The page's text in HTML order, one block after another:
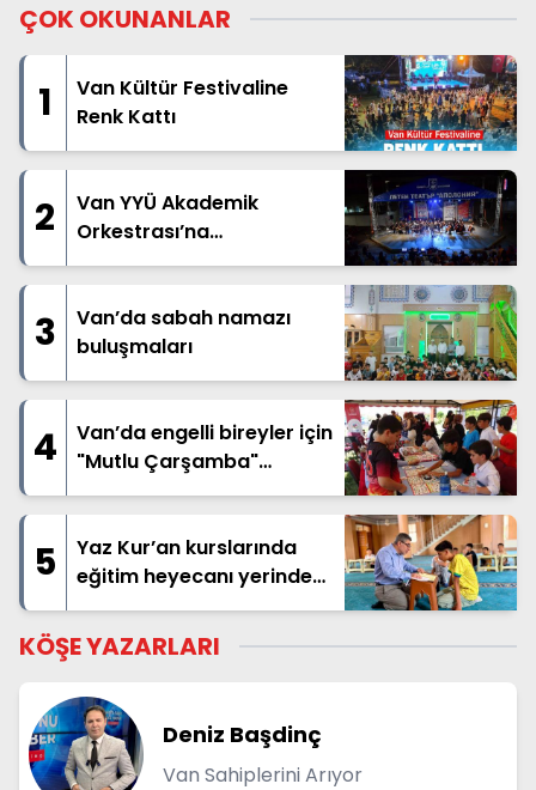
ÇOK OKUNANLAR
1
Van Kültür Festivaline
Renk Kattı
2
Van YYÜ Akademik
Orkestrası’na
Bulgaristan’dan ödül
3
Van’da sabah namazı
buluşmaları
4
Van’da engelli bireyler için
"Mutlu Çarşamba"
etkinliği düzenlendi
5
Yaz Kur’an kurslarında
eğitim heyecanı yerinde
paylaşılıyor
KÖŞE YAZARLARI
Deniz Başdinç
Van Sahiplerini Arıyor